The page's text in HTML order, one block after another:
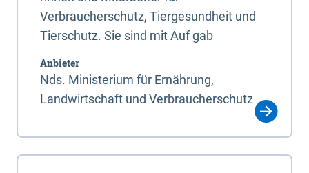
Verbraucherschutz, Tiergesundheit und
Tierschutz. Sie sind mit Auf gab
Anbieter
Nds. Ministerium für Ernährung,
Landwirtschaft und Verbraucherschutz